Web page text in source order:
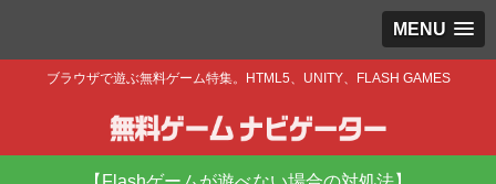
MENU
ブラウザで遊ぶ無料ゲーム特集。HTML5、UNITY、FLASH GAMES